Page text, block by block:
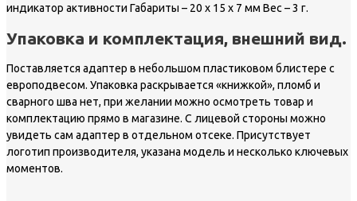
индикатор активности Габариты – 20 x 15 x 7 мм Вес – 3 г.
Упаковка и комплектация, внешний вид.
Поставляется адаптер в небольшом пластиковом блистере с
европодвесом. Упаковка раскрывается «книжкой», пломб и
сварного шва нет, при желании можно осмотреть товар и
комплектацию прямо в магазине. С лицевой стороны можно
увидеть сам адаптер в отдельном отсеке. Присутствует
логотип производителя, указана модель и несколько ключевых
моментов.